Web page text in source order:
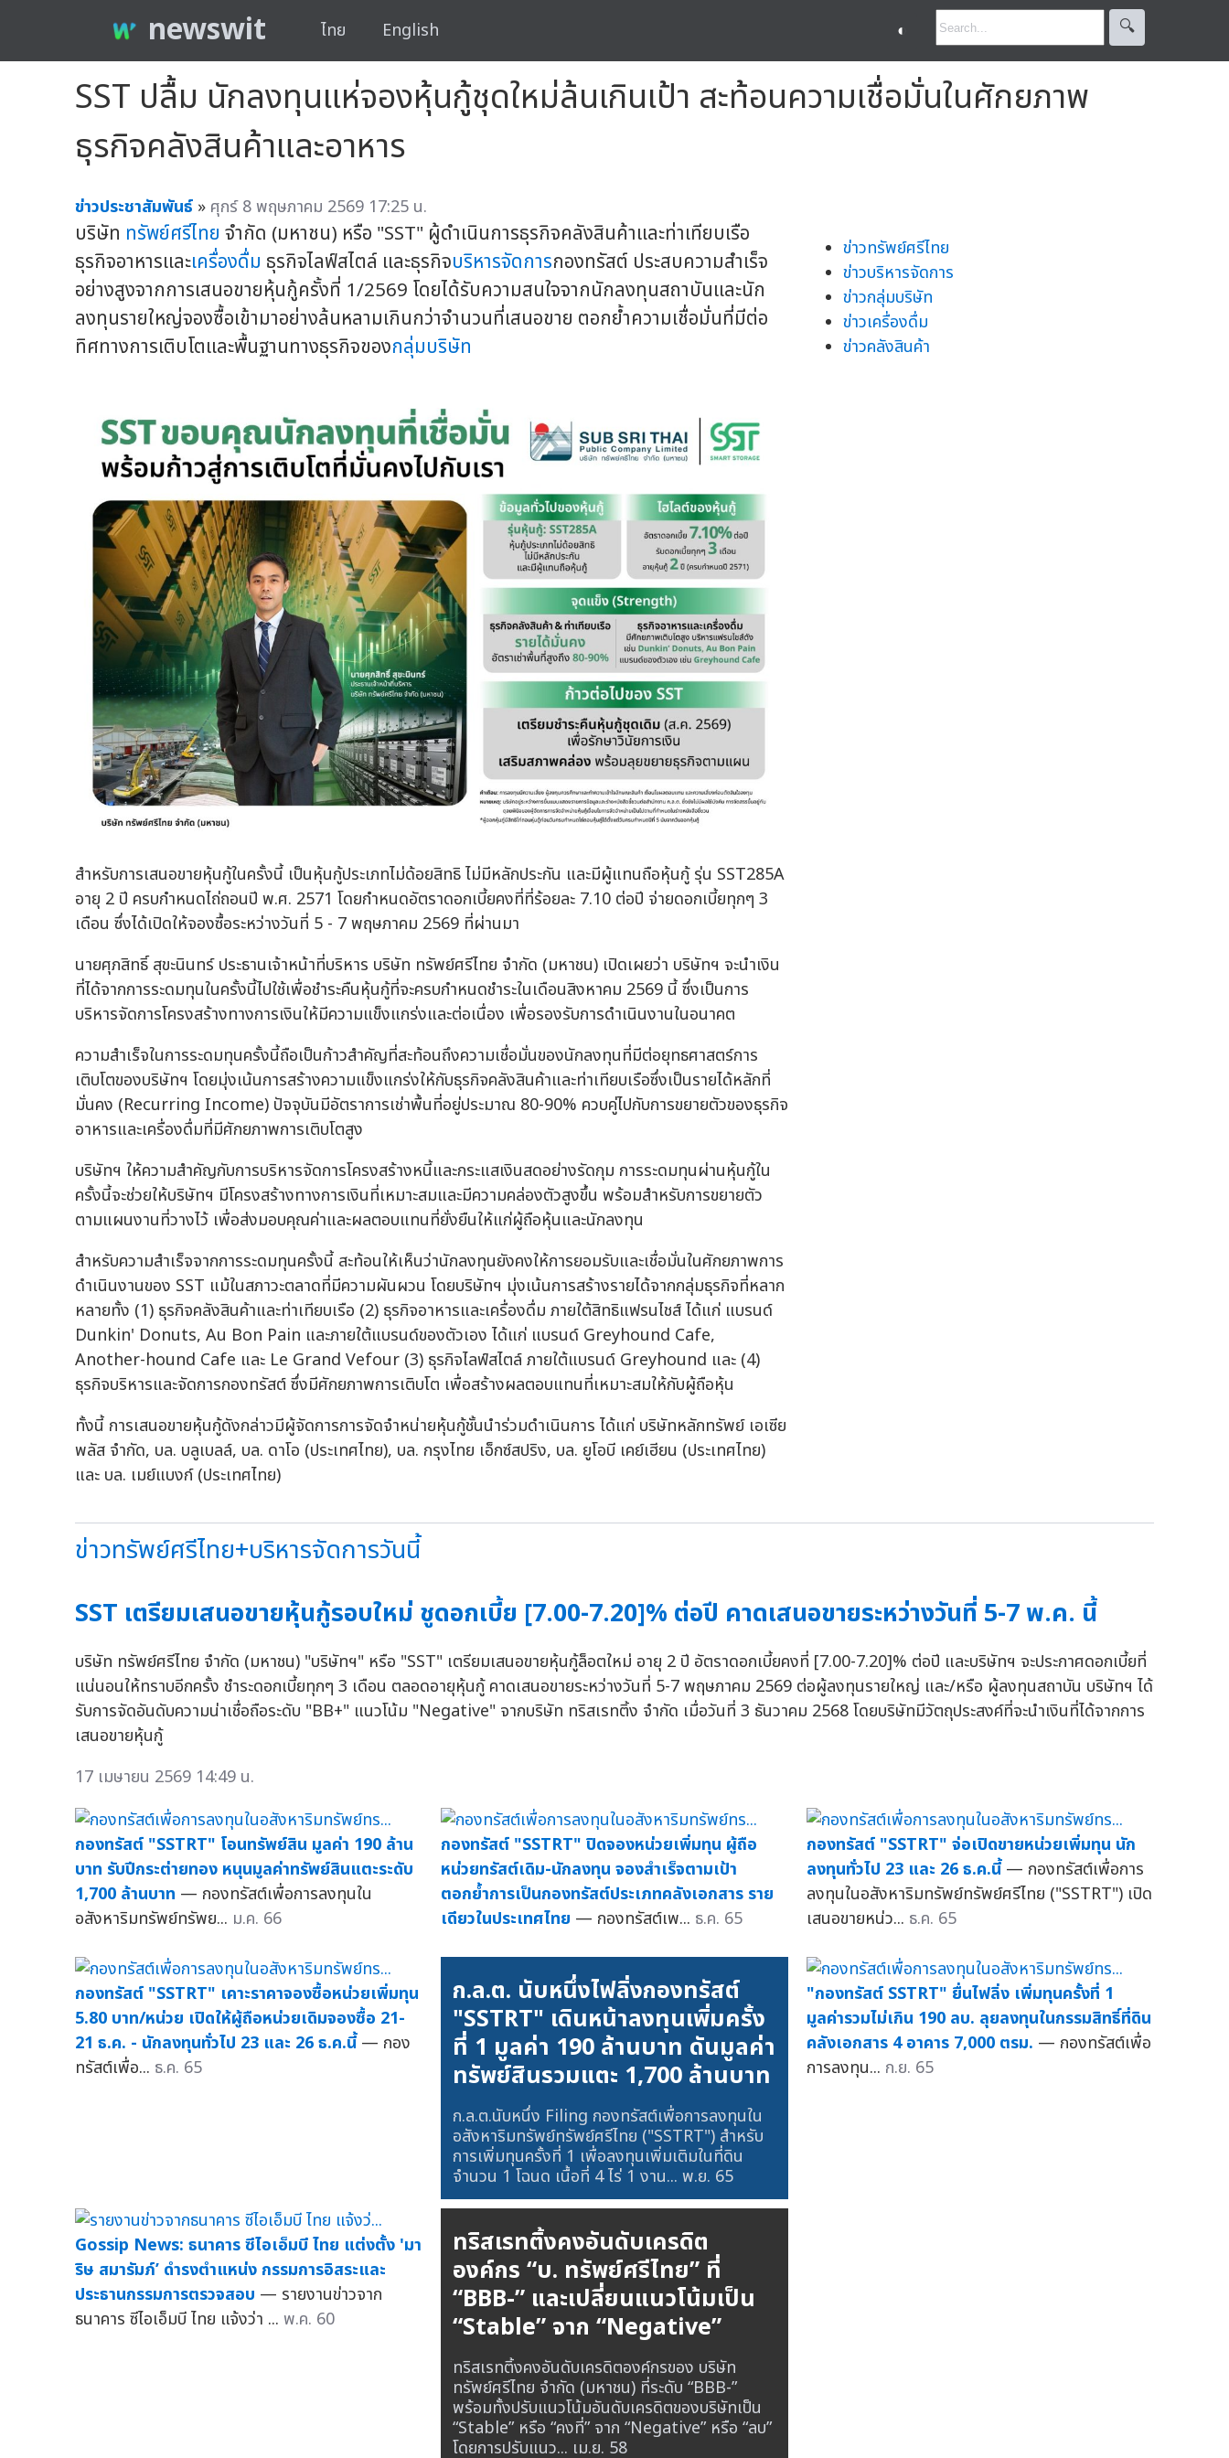
newswit ไทย English ◐ 🔍︎
SST ปลื้ม นักลงทุนแห่จองหุ้นกู้ชุดใหม่ล้นเกินเป้า สะท้อนความเชื่อมั่นในศักยภาพ
ธุรกิจคลังสินค้าและอาหาร
ข่าวประชาสัมพันธ์ » ศุกร์ 8 พฤษภาคม 2569 17:25 น.
บริษัท ทรัพย์ศรีไทย จำกัด (มหาชน) หรือ "SST" ผู้ดำเนินการธุรกิจคลังสินค้าและท่าเทียบเรือ
ธุรกิจอาหารและเครื่องดื่ม ธุรกิจไลฟ์สไตล์ และธุรกิจบริหารจัดการกองทรัสต์ ประสบความสำเร็จ
อย่างสูงจากการเสนอขายหุ้นกู้ครั้งที่ 1/2569 โดยได้รับความสนใจจากนักลงทุนสถาบันและนัก
ลงทุนรายใหญ่จองซื้อเข้ามาอย่างล้นหลามเกินกว่าจำนวนที่เสนอขาย ตอกย้ำความเชื่อมั่นที่มีต่อ
ทิศทางการเติบโตและพื้นฐานทางธุรกิจของกลุ่มบริษัท
สำหรับการเสนอขายหุ้นกู้ในครั้งนี้ เป็นหุ้นกู้ประเภทไม่ด้อยสิทธิ ไม่มีหลักประกัน และมีผู้แทนถือหุ้นกู้ รุ่น SST285A
อายุ 2 ปี ครบกำหนดไถ่ถอนปี พ.ศ. 2571 โดยกำหนดอัตราดอกเบี้ยคงที่ที่ร้อยละ 7.10 ต่อปี จ่ายดอกเบี้ยทุกๆ 3
เดือน ซึ่งได้เปิดให้จองซื้อระหว่างวันที่ 5 - 7 พฤษภาคม 2569 ที่ผ่านมา
นายศุภสิทธิ์ สุขะนินทร์ ประธานเจ้าหน้าที่บริหาร บริษัท ทรัพย์ศรีไทย จำกัด (มหาชน) เปิดเผยว่า บริษัทฯ จะนำเงิน
ที่ได้จากการระดมทุนในครั้งนี้ไปใช้เพื่อชำระคืนหุ้นกู้ที่จะครบกำหนดชำระในเดือนสิงหาคม 2569 นี้ ซึ่งเป็นการ
บริหารจัดการโครงสร้างทางการเงินให้มีความแข็งแกร่งและต่อเนื่อง เพื่อรองรับการดำเนินงานในอนาคต
ความสำเร็จในการระดมทุนครั้งนี้ถือเป็นก้าวสำคัญที่สะท้อนถึงความเชื่อมั่นของนักลงทุนที่มีต่อยุทธศาสตร์การ
เติบโตของบริษัทฯ โดยมุ่งเน้นการสร้างความแข็งแกร่งให้กับธุรกิจคลังสินค้าและท่าเทียบเรือซึ่งเป็นรายได้หลักที่
มั่นคง (Recurring Income) ปัจจุบันมีอัตราการเช่าพื้นที่อยู่ประมาณ 80-90% ควบคู่ไปกับการขยายตัวของธุรกิจ
อาหารและเครื่องดื่มที่มีศักยภาพการเติบโตสูง
บริษัทฯ ให้ความสำคัญกับการบริหารจัดการโครงสร้างหนี้และกระแสเงินสดอย่างรัดกุม การระดมทุนผ่านหุ้นกู้ใน
ครั้งนี้จะช่วยให้บริษัทฯ มีโครงสร้างทางการเงินที่เหมาะสมและมีความคล่องตัวสูงขึ้น พร้อมสำหรับการขยายตัว
ตามแผนงานที่วางไว้ เพื่อส่งมอบคุณค่าและผลตอบแทนที่ยั่งยืนให้แก่ผู้ถือหุ้นและนักลงทุน
สำหรับความสำเร็จจากการระดมทุนครั้งนี้ สะท้อนให้เห็นว่านักลงทุนยังคงให้การยอมรับและเชื่อมั่นในศักยภาพการ
ดำเนินงานของ SST แม้ในสภาวะตลาดที่มีความผันผวน โดยบริษัทฯ มุ่งเน้นการสร้างรายได้จากกลุ่มธุรกิจที่หลาก
หลายทั้ง (1) ธุรกิจคลังสินค้าและท่าเทียบเรือ (2) ธุรกิจอาหารและเครื่องดื่ม ภายใต้สิทธิแฟรนไชส์ ได้แก่ แบรนด์
Dunkin' Donuts, Au Bon Pain และภายใต้แบรนด์ของตัวเอง ได้แก่ แบรนด์ Greyhound Cafe,
Another-hound Cafe และ Le Grand Vefour (3) ธุรกิจไลฟ์สไตล์ ภายใต้แบรนด์ Greyhound และ (4)
ธุรกิจบริหารและจัดการกองทรัสต์ ซึ่งมีศักยภาพการเติบโต เพื่อสร้างผลตอบแทนที่เหมาะสมให้กับผู้ถือหุ้น
ทั้งนี้ การเสนอขายหุ้นกู้ดังกล่าวมีผู้จัดการการจัดจำหน่ายหุ้นกู้ชั้นนำร่วมดำเนินการ ได้แก่ บริษัทหลักทรัพย์ เอเซีย
พลัส จำกัด, บล. บลูเบลล์, บล. ดาโอ (ประเทศไทย), บล. กรุงไทย เอ็กซ์สปริง, บล. ยูโอบี เคย์เฮียน (ประเทศไทย)
และ บล. เมย์แบงก์ (ประเทศไทย)
ข่าวทรัพย์ศรีไทย
ข่าวบริหารจัดการ
ข่าวกลุ่มบริษัท
ข่าวเครื่องดื่ม
ข่าวคลังสินค้า
ข่าวทรัพย์ศรีไทย+บริหารจัดการวันนี้
SST เตรียมเสนอขายหุ้นกู้รอบใหม่ ชูดอกเบี้ย [7.00-7.20]% ต่อปี คาดเสนอขายระหว่างวันที่ 5-7 พ.ค. นี้
บริษัท ทรัพย์ศรีไทย จำกัด (มหาชน) "บริษัทฯ" หรือ "SST" เตรียมเสนอขายหุ้นกู้ล็อตใหม่ อายุ 2 ปี อัตราดอกเบี้ยคงที่ [7.00-7.20]% ต่อปี และบริษัทฯ จะประกาศดอกเบี้ยที่
แน่นอนให้ทราบอีกครั้ง ชำระดอกเบี้ยทุกๆ 3 เดือน ตลอดอายุหุ้นกู้ คาดเสนอขายระหว่างวันที่ 5-7 พฤษภาคม 2569 ต่อผู้ลงทุนรายใหญ่ และ/หรือ ผู้ลงทุนสถาบัน บริษัทฯ ได้
รับการจัดอันดับความน่าเชื่อถือระดับ "BB+" แนวโน้ม "Negative" จากบริษัท ทริสเรทติ้ง จำกัด เมื่อวันที่ 3 ธันวาคม 2568 โดยบริษัทมีวัตถุประสงค์ที่จะนำเงินที่ได้จากการ
เสนอขายหุ้นกู้
17 เมษายน 2569 14:49 น.
กองทรัสต์ "SSTRT" โอนทรัพย์สิน มูลค่า 190 ล้าน
บาท รับปีกระต่ายทอง หนุนมูลค่าทรัพย์สินแตะระดับ
1,700 ล้านบาท — กองทรัสต์เพื่อการลงทุนใน
อสังหาริมทรัพย์ทรัพย... ม.ค. 66
กองทรัสต์ "SSTRT" ปิดจองหน่วยเพิ่มทุน ผู้ถือ
หน่วยทรัสต์เดิม-นักลงทุน จองสำเร็จตามเป้า
ตอกย้ำการเป็นกองทรัสต์ประเภทคลังเอกสาร ราย
เดียวในประเทศไทย — กองทรัสต์เพ... ธ.ค. 65
กองทรัสต์ "SSTRT" จ่อเปิดขายหน่วยเพิ่มทุน นัก
ลงทุนทั่วไป 23 และ 26 ธ.ค.นี้ — กองทรัสต์เพื่อการ
ลงทุนในอสังหาริมทรัพย์ทรัพย์ศรีไทย ("SSTRT") เปิด
เสนอขายหน่ว... ธ.ค. 65
กองทรัสต์ "SSTRT" เคาะราคาจองซื้อหน่วยเพิ่มทุน
5.80 บาท/หน่วย เปิดให้ผู้ถือหน่วยเดิมจองซื้อ 21-
21 ธ.ค. - นักลงทุนทั่วไป 23 และ 26 ธ.ค.นี้ — กอง
ทรัสต์เพื่อ... ธ.ค. 65
ก.ล.ต. นับหนึ่งไฟลิ่งกองทรัสต์
"SSTRT" เดินหน้าลงทุนเพิ่มครั้ง
ที่ 1 มูลค่า 190 ล้านบาท ดันมูลค่า
ทรัพย์สินรวมแตะ 1,700 ล้านบาท
ก.ล.ต.นับหนึ่ง Filing กองทรัสต์เพื่อการลงทุนใน
อสังหาริมทรัพย์ทรัพย์ศรีไทย ("SSTRT") สำหรับ
การเพิ่มทุนครั้งที่ 1 เพื่อลงทุนเพิ่มเติมในที่ดิน
จำนวน 1 โฉนด เนื้อที่ 4 ไร่ 1 งาน...พ.ย. 65
"กองทรัสต์ SSTRT" ยื่นไฟลิ่ง เพิ่มทุนครั้งที่ 1
มูลค่ารวมไม่เกิน 190 ลบ. ลุยลงทุนในกรรมสิทธิ์ที่ดิน
คลังเอกสาร 4 อาคาร 7,000 ตรม. — กองทรัสต์เพื่อ
การลงทุน... ก.ย. 65
Gossip News: ธนาคาร ซีไอเอ็มบี ไทย แต่งตั้ง 'มา
ริษ สมารัมภ์’ ดำรงตำแหน่ง กรรมการอิสระและ
ประธานกรรมการตรวจสอบ — รายงานข่าวจาก
ธนาคาร ซีไอเอ็มบี ไทย แจ้งว่า ... พ.ค. 60
ทริสเรทติ้งคงอันดับเครดิต
องค์กร “บ. ทรัพย์ศรีไทย” ที่
“BBB-” และเปลี่ยนแนวโน้มเป็น
“Stable” จาก “Negative”
ทริสเรทติ้งคงอันดับเครดิตองค์กรของ บริษัท
ทรัพย์ศรีไทย จำกัด (มหาชน) ที่ระดับ “BBB-”
พร้อมทั้งปรับแนวโน้มอันดับเครดิตของบริษัทเป็น
“Stable” หรือ “คงที่” จาก “Negative” หรือ “ลบ”
โดยการปรับแนว... เม.ย. 58